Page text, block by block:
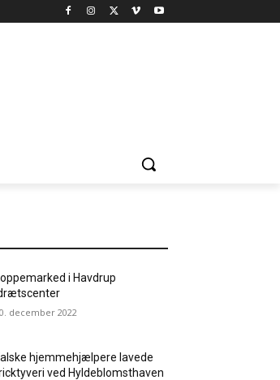
i Havdrup
december 2022
hjemmehjælpere lavede
ved Hyldeblomsthaven